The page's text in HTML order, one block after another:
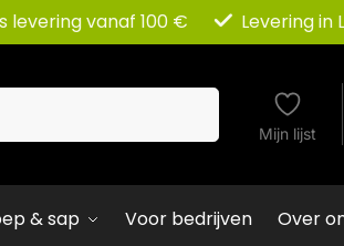
levering vanaf 100 € Levering in
Mijn lijst
& sap Voor bedrijven Over